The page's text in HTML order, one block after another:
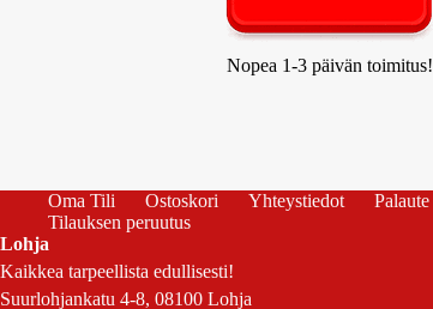
Nopea 1-3 päivän toimitus!
Oma Tili Ostoskori Yhteystiedot Palaute
Tilauksen peruutus
Lohja
Kaikkea tarpeellista edullisesti!
Suurlohjankatu 4-8, 08100 Lohja